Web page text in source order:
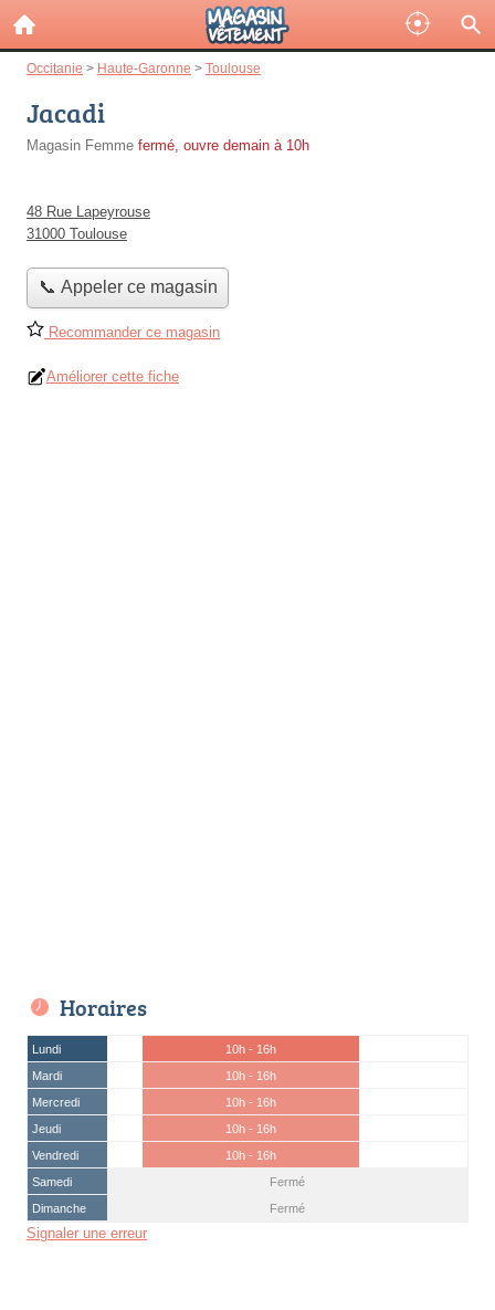
Occitanie > Haute-Garonne > Toulouse
Jacadi
Magasin Femme fermé, ouvre demain à 10h
48 Rue Lapeyrouse
31000 Toulouse
📞 Appeler ce magasin
Recommander ce magasin
Améliorer cette fiche
Horaires
Lundi
10h - 16h
Mardi
10h - 16h
Mercredi
10h - 16h
Jeudi
10h - 16h
Vendredi
10h - 16h
Samedi
Fermé
Dimanche
Fermé
Signaler une erreur